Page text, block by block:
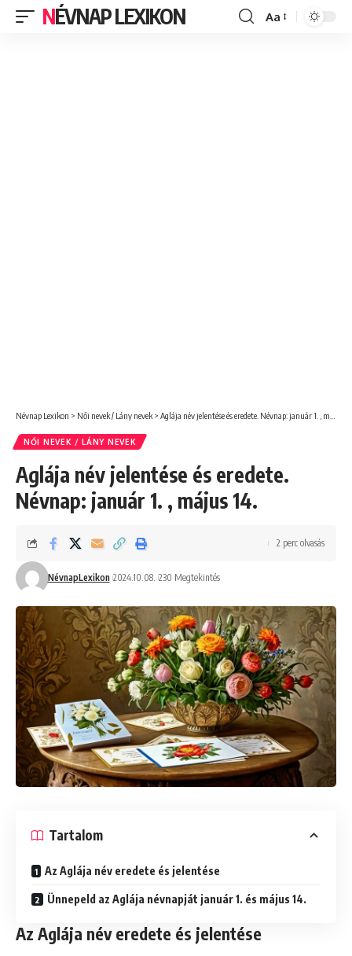
NÉVNAP LEXIKON
Font
Aa
Névnap Lexikon > Női nevek / Lány nevek > Aglája név jelentése és eredete. Névnap: január 1. , május 14.
NŐI NEVEK / LÁNY NEVEK
Aglája név jelentése és eredete.
Névnap: január 1. , május 14.
NévnapLexikon 2024.10.08. 230 Megtekintés
2 perc olvasás
Tartalom
Az Aglája név eredete és jelentése
Ünnepeld az Aglája névnapját január 1. és május 14.
Az Aglája név eredete és jelentése